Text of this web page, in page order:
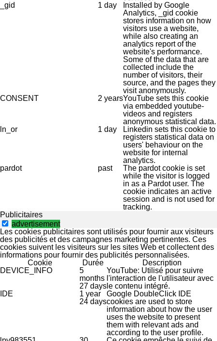
_gid
1 day
Installed by Google
Analytics, _gid cookie
stores information on how
visitors use a website,
while also creating an
analytics report of the
website's performance.
Some of the data that are
collected include the
number of visitors, their
source, and the pages they
visit anonymously.
CONSENT
2 yearsYouTube sets this cookie
via embedded youtube-
videos and registers
anonymous statistical data.
ln_or
1 day
Linkedin sets this cookie to
registers statistical data on
users' behaviour on the
website for internal
analytics.
pardot
past
The pardot cookie is set
while the visitor is logged
in as a Pardot user. The
cookie indicates an active
session and is not used for
tracking.
Publicitaires
advertisement
Les cookies publicitaires sont utilisés pour fournir aux visiteurs
des publicités et des campagnes marketing pertinentes. Ces
cookies suivent les visiteurs sur les sites Web et collectent des
informations pour fournir des publicités personnalisées.
Cookie
Durée
Description
DEVICE_INFO
5
months
27 days
YouTube: Utilisé pour suivre
l'interaction de l'utilisateur avec
le contenu intégré.
IDE
1 year
24 days
Google DoubleClick IDE
cookies are used to store
information about how the user
uses the website to present
them with relevant ads and
according to the user profile.